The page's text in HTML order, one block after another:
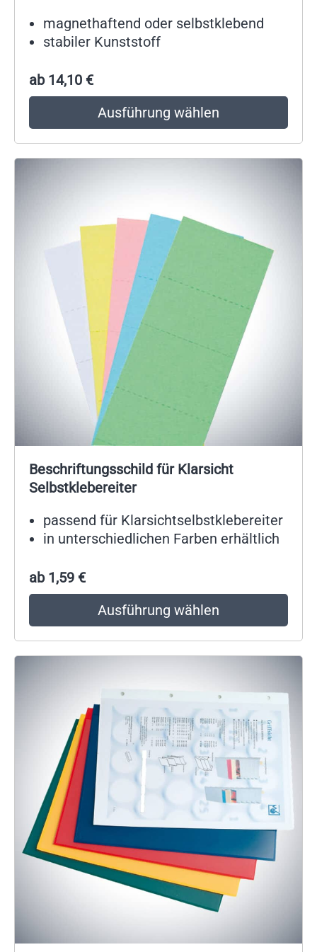
magnethaftend oder selbstklebend
stabiler Kunststoff
ab 14,10 €
Ausführung wählen
Beschriftungsschild für Klarsicht
Selbstklebereiter
passend für Klarsichtselbstklebereiter
in unterschiedlichen Farben erhältlich
ab 1,59 €
Ausführung wählen